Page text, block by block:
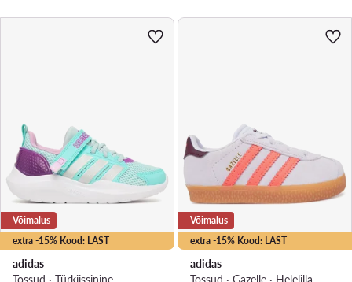
extra -15% Kood: LAST
Võimalus
adidas
extra -15% Kood: LAST
Võimalus
adidas